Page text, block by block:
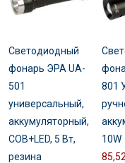
Светодиодный
фонарь ЭРА UA-
501
универсальный,
аккумуляторный,
COB+LED, 5 Вт,
резина
801
10W